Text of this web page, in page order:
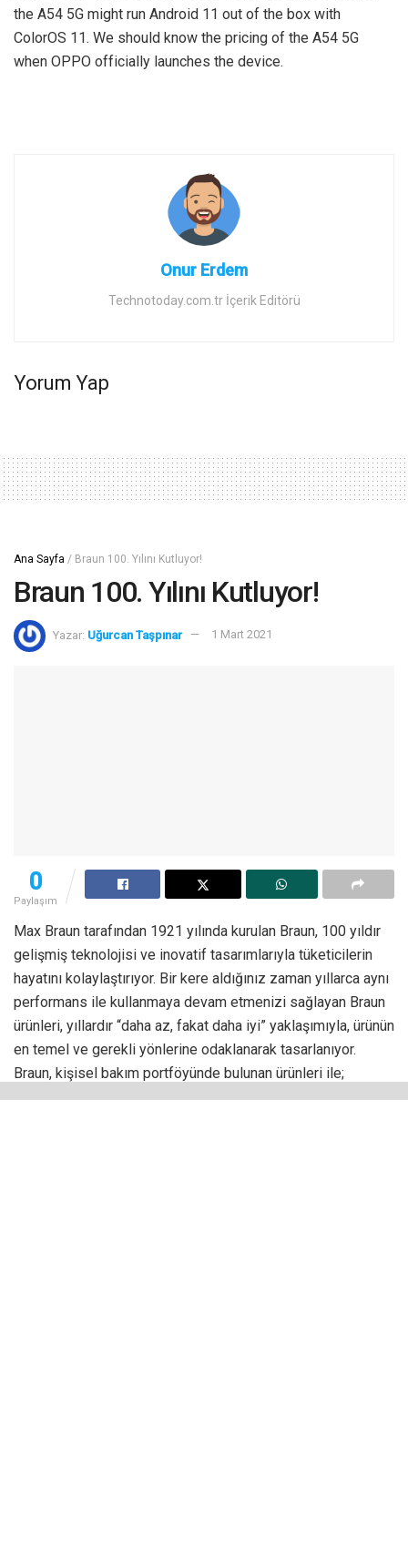
the A54 5G might run Android 11 out of the box with
ColorOS 11. We should know the pricing of the A54 5G
when OPPO officially launches the device.
Onur Erdem
Technotoday.com.tr İçerik Editörü
Yorum Yap
Ana Sayfa / Braun 100. Yılını Kutluyor!
Braun 100. Yılını Kutluyor!
Yazar: Uğurcan Taşpınar 1 Mart 2021
0
Paylaşım
Max Braun tarafından 1921 yılında kurulan Braun, 100 yıldır
gelişmiş teknolojisi ve inovatif tasarımlarıyla tüketicilerin
hayatını kolaylaştırıyor. Bir kere aldığınız zaman yıllarca aynı
performans ile kullanmaya devam etmenizi sağlayan Braun
ürünleri, yıllardır “daha az, fakat daha iyi” yaklaşımıyla, ürünün
en temel ve gerekli yönlerine odaklanarak tasarlanıyor.
Braun, kişisel bakım portföyünde bulunan ürünleri ile;
kadınlara aradıkları uzun süre etkili ve konforlu epilasyon